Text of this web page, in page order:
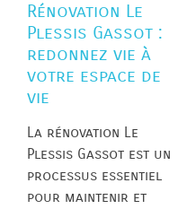
Rénovation Le
Plessis Gassot :
redonnez vie à
votre espace de
vie
La rénovation Le
Plessis Gassot est un
processus essentiel
pour maintenir et